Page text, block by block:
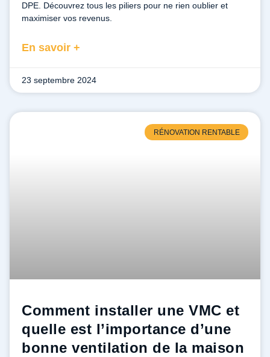
DPE. Découvrez tous les piliers pour ne rien oublier et
maximiser vos revenus.
En savoir +
23 septembre 2024
RÉNOVATION RENTABLE
Comment installer une VMC et
quelle est l’importance d’une
bonne ventilation de la maison